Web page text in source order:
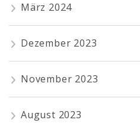
März 2024
Dezember 2023
November 2023
August 2023